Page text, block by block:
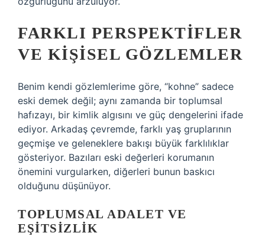
FARKLI PERSPEKTIFLER
VE KIŞISEL GÖZLEMLER
Benim kendi gözlemlerime göre, “kohne” sadece
eski demek değil; aynı zamanda bir toplumsal
hafızayı, bir kimlik algısını ve güç dengelerini ifade
ediyor. Arkadaş çevremde, farklı yaş gruplarının
geçmişe ve geleneklere bakışı büyük farklılıklar
gösteriyor. Bazıları eski değerleri korumanın
önemini vurgularken, diğerleri bunun baskıcı
olduğunu düşünüyor.
TOPLUMSAL ADALET VE
EŞITSIZLIK